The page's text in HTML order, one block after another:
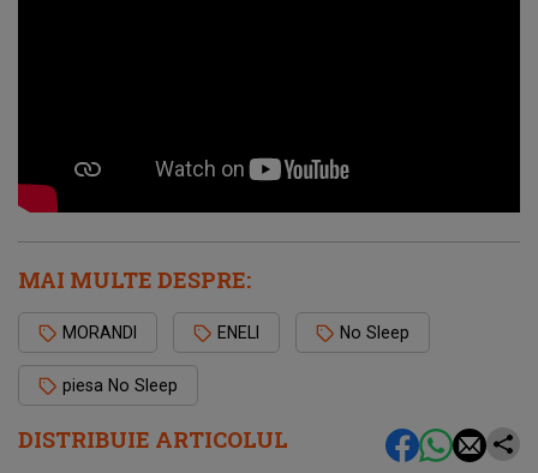
DISTRIBUIE ARTICOLUL
MAI MULTE DESPRE:
MORANDI ENELI No Sleep
piesa No Sleep